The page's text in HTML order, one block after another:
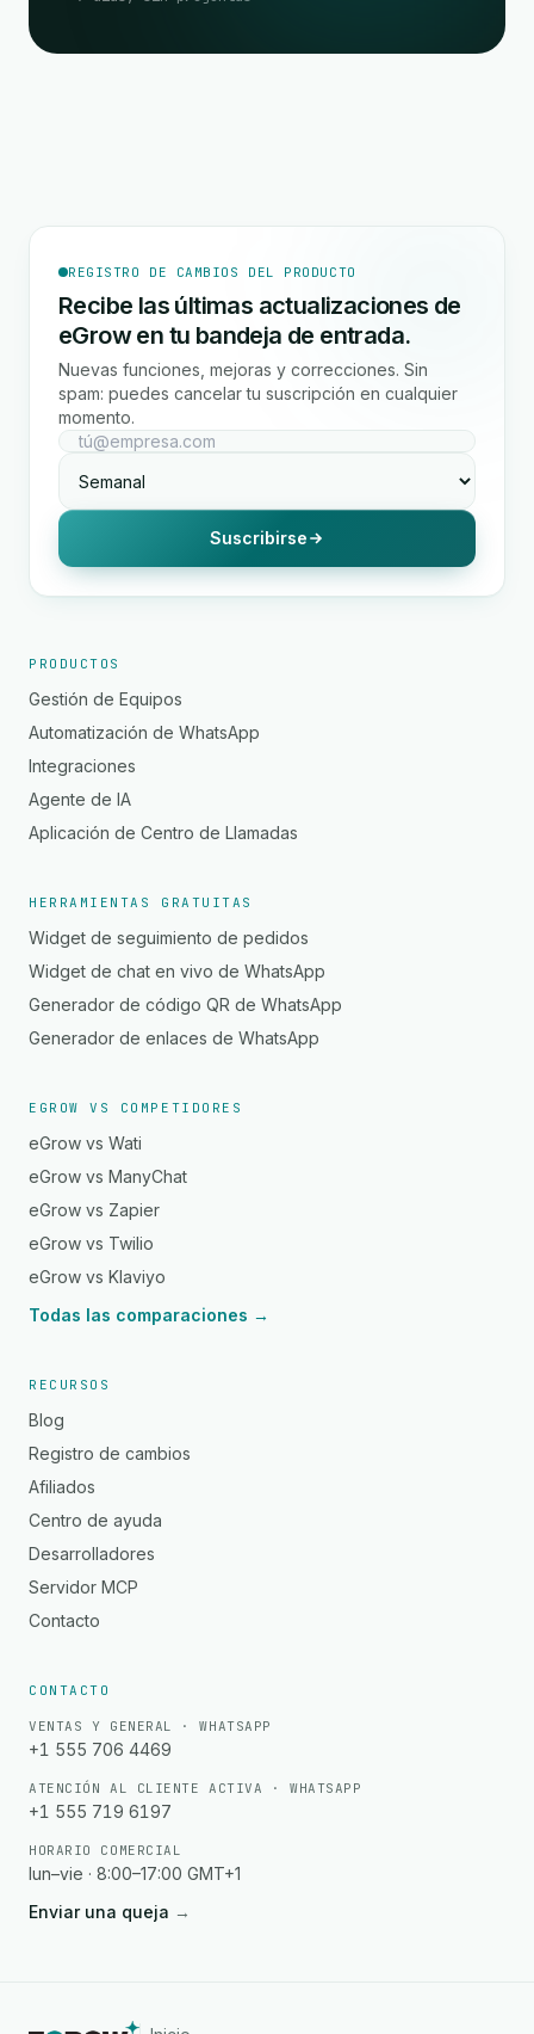
REGISTRO DE CAMBIOS DEL PRODUCTO
Recibe las últimas actualizaciones de
eGrow en tu bandeja de entrada.
Nuevas funciones, mejoras y correcciones. Sin
spam: puedes cancelar tu suscripción en cualquier
momento.
Suscribirse
PRODUCTOS
Gestión de Equipos
Automatización de WhatsApp
Integraciones
Agente de IA
Aplicación de Centro de Llamadas
HERRAMIENTAS GRATUITAS
Widget de seguimiento de pedidos
Widget de chat en vivo de WhatsApp
Generador de código QR de WhatsApp
Generador de enlaces de WhatsApp
EGROW VS COMPETIDORES
eGrow vs Wati
eGrow vs ManyChat
eGrow vs Zapier
eGrow vs Twilio
eGrow vs Klaviyo
Todas las comparaciones →
RECURSOS
Blog
Registro de cambios
Afiliados
Centro de ayuda
Desarrolladores
Servidor MCP
Contacto
CONTACTO
VENTAS Y GENERAL · WHATSAPP
+1 555 706 4469
ATENCIÓN AL CLIENTE ACTIVA · WHATSAPP
+1 555 719 6197
HORARIO COMERCIAL
lun–vie · 8:00–17:00 GMT+1
Enviar una queja →